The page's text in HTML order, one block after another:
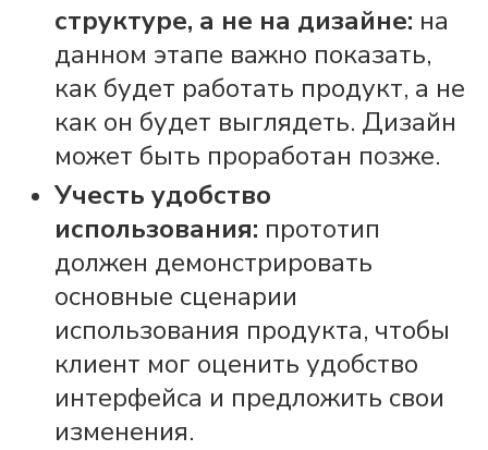
структуре, а не на дизайне: на
данном этапе важно показать,
как будет работать продукт, а не
как он будет выглядеть. Дизайн
может быть проработан позже.
Учесть удобство
использования: прототип
должен демонстрировать
основные сценарии
использования продукта, чтобы
клиент мог оценить удобство
интерфейса и предложить свои
изменения.